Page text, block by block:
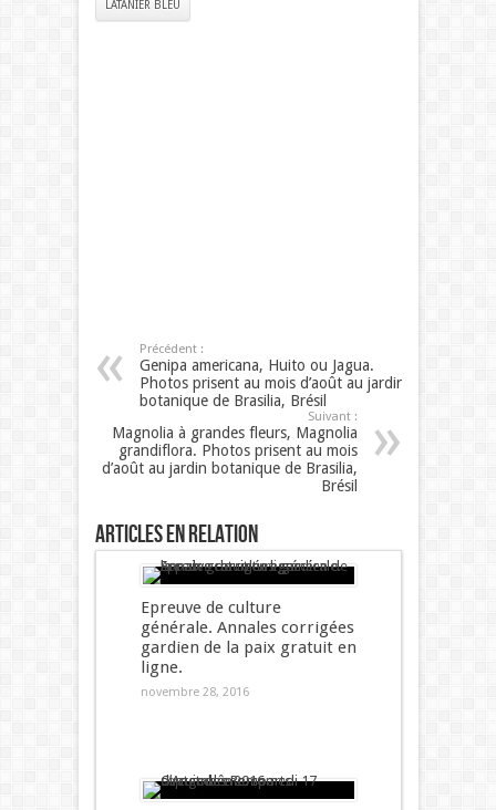
LATANIER BLEU
Précédent :
Genipa americana, Huito ou Jagua.
Photos prisent au mois d’août au jardin
botanique de Brasilia, Brésil
Suivant :
Magnolia à grandes fleurs, Magnolia
grandiflora. Photos prisent au mois
d’août au jardin botanique de Brasilia,
Brésil
Articles en relation
Epreuve de culture
générale. Annales corrigées
gardien de la paix gratuit en
ligne.
novembre 28, 2016